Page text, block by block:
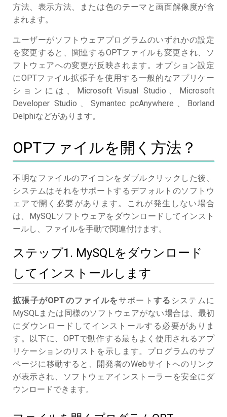
方法、表示方法、または色のテーマと画面解像度が含
まれます。
ユーザーがソフトウェアプログラムのいずれかの設定
を変更すると、関連するOPTファイルも変更され、ソ
フトウェアへの変更が反映されます。オプション設定
にOPTファイル拡張子を使用する一般的なアプリケー
ションには、Microsoft Visual Studio、Microsoft
Developer Studio、Symantec pcAnywhere、Borland
Delphiなどがあります。
OPTファイルを開く方法？
不明なファイルのアイコンをダブルクリックした後、
システムはそれをサポートするデフォルトのソフトウ
ェアで開く必要があります。これが発生しない場合
は、MySQLソフトウェアをダウンロードしてインスト
ールし、ファイルを手動で関連付けます。
ステップ1. MySQLをダウンロード
してインストールします
拡張子がOPTのファイルをサポートする システムに
MySQLまたは同様のソフトウェアがない場合は、最初
にダウンロードしてインストールする必要がありま
す。以下に、OPTで動作する最もよく使用されるアプ
リケーションのリストを示します。プログラムのサブ
ページに移動すると、開発者のWebサイトへのリンク
が表示され、ソフトウェアインストーラーを安全にダ
ウンロードできます。